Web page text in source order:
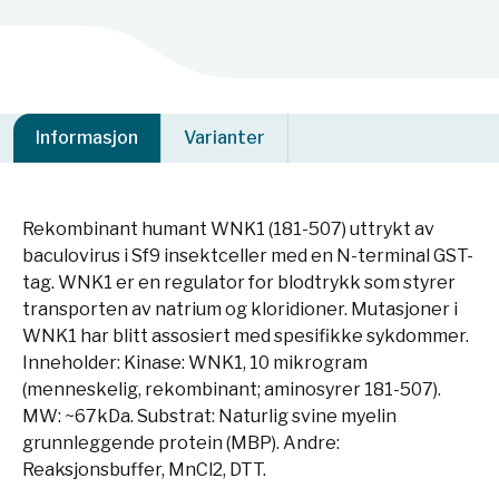
Informasjon Varianter
Rekombinant humant WNK1 (181-507) uttrykt av
baculovirus i Sf9 insektceller med en N-terminal GST-
tag. WNK1 er en regulator for blodtrykk som styrer
transporten av natrium og kloridioner. Mutasjoner i
WNK1 har blitt assosiert med spesifikke sykdommer.
Inneholder: Kinase: WNK1, 10 mikrogram
(menneskelig, rekombinant; aminosyrer 181-507).
MW: ~67kDa. Substrat: Naturlig svine myelin
grunnleggende protein (MBP). Andre:
Reaksjonsbuffer, MnCl2, DTT.